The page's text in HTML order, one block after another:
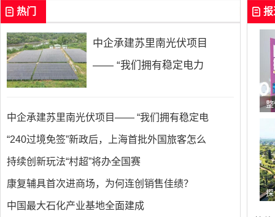
热门
中企承建苏里南光伏项目
—— “我们拥有稳定电力
中企承建苏里南光伏项目—— “我们拥有稳定电
“240过境免签”新政后，上海首批外国旅客怎么
持续创新玩法“村超”将办全国赛
康复辅具首次进商场，为何连创销售佳绩？
中国最大石化产业基地全面建成
报
整
探